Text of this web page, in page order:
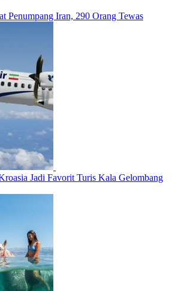
Penumpang Iran, 290 Orang Tewas
Jadi Favorit Turis Kala Gelombang